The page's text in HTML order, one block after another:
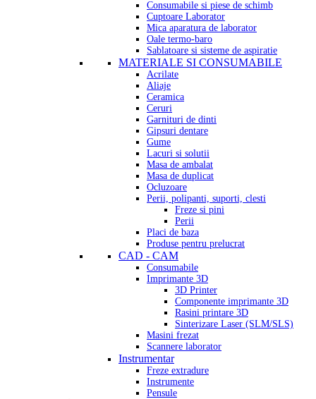
Consumabile si piese de schimb
Cuptoare Laborator
Mica aparatura de laborator
Oale termo-baro
Sablatoare si sisteme de aspiratie
MATERIALE SI CONSUMABILE
Acrilate
Aliaje
Ceramica
Ceruri
Garnituri de dinti
Gipsuri dentare
Gume
Lacuri si solutii
Masa de ambalat
Masa de duplicat
Ocluzoare
Perii, polipanti, suporti, clesti
Freze si pini
Perii
Placi de baza
Produse pentru prelucrat
CAD - CAM
Consumabile
Imprimante 3D
3D Printer
Componente imprimante 3D
Rasini printare 3D
Sinterizare Laser (SLM/SLS)
Masini frezat
Scannere laborator
Instrumentar
Freze extradure
Instrumente
Pensule